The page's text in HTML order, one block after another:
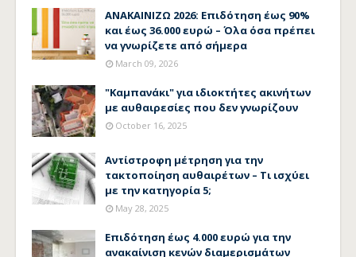
ΑΝΑΚΑΙΝΙΖΩ 2026: Επιδότηση έως 90%
και έως 36.000 ευρώ – Όλα όσα πρέπει
να γνωρίζετε από σήμερα
March 09, 2026
"Καμπανάκι" για ιδιοκτήτες ακινήτων
με αυθαιρεσίες που δεν γνωρίζουν
October 16, 2025
Αντίστροφη μέτρηση για την
τακτοποίηση αυθαιρέτων – Τι ισχύει
με την κατηγορία 5;
May 28, 2025
Επιδότηση έως 4.000 ευρώ για την
ανακαίνιση κενών διαμερισμάτων